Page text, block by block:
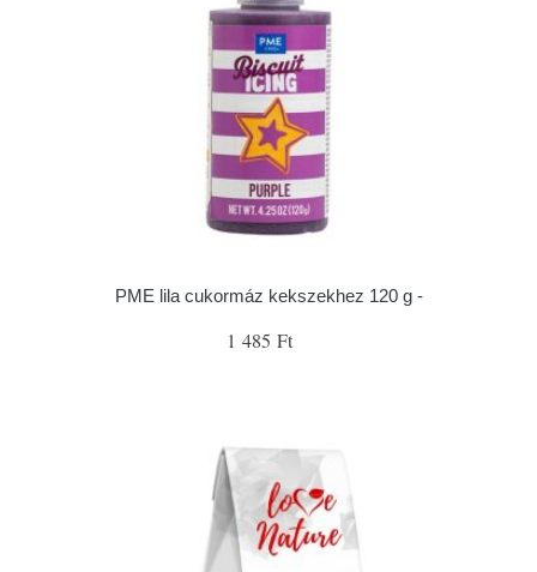
PME lila cukormáz kekszekhez 120 g -
1 485 Ft